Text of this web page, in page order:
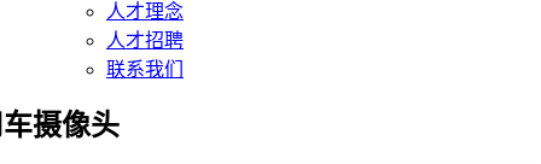
人才理念
人才招聘
联系我们
摄像头